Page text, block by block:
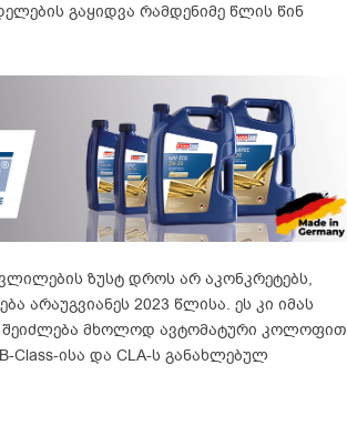
გაყიდვა რამდენიმე წლის წინ
ზუსტ დროს არ აკონკრეტებს,
არაუგვიანეს 2023 წლისა. ეს კი იმას
შეიძლება მხოლოდ ავტომატური კოლოფით
ისა და CLA-ს განახლებულ